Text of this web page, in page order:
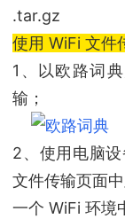
.tar.gz
使用 WiFi 文件
1、以欧路词
输；
2、使用电脑
文件传输页面
一个 WiFi 环境